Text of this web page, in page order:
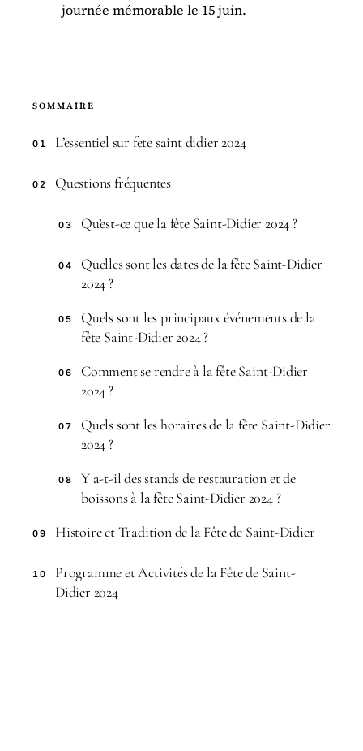
journée mémorable le 15 juin.
SOMMAIRE
01 L’essentiel sur fete saint didier 2024
02 Questions fréquentes
03 Qu’est-ce que la fête Saint-Didier 2024 ?
04
Quelles sont les dates de la fête Saint-Didier
2024 ?
05
Quels sont les principaux événements de la
fête Saint-Didier 2024 ?
06
Comment se rendre à la fête Saint-Didier
2024 ?
07
Quels sont les horaires de la fête Saint-Didier
2024 ?
08
Y a-t-il des stands de restauration et de
boissons à la fête Saint-Didier 2024 ?
09 Histoire et Tradition de la Fête de Saint-Didier
10
Programme et Activités de la Fête de Saint-
Didier 2024